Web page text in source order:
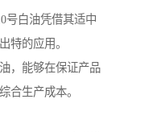
号白油凭借其适中
特的应用。
，能够在保证产品
合生产成本。